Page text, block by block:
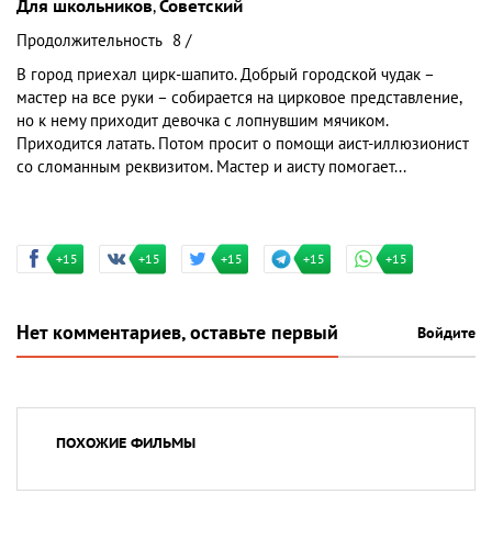
Для школьников,Советский
Продолжительность 8 /
В город приехал цирк-шапито. Добрый городской чудак –
мастер на все руки – собирается на цирковое представление,
но к нему приходит девочка с лопнувшим мячиком.
Приходится латать. Потом просит о помощи аист-иллюзионист
со сломанным реквизитом. Мастер и аисту помогает...
+15 +15 +15 +15 +15
Нет комментариев, оставьте первый Войдите
ПОХОЖИЕ ФИЛЬМЫ